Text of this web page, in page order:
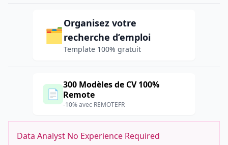
🗂️
Organisez votre
recherche d’emploi
Template 100% gratuit
📄
300 Modèles de CV 100%
Remote
-10% avec REMOTEFR
Data Analyst No Experience Required